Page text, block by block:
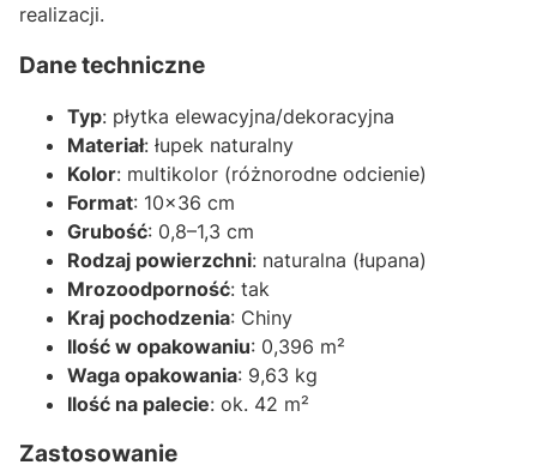
realizacji.
Dane techniczne
Typ: płytka elewacyjna/dekoracyjna
Materiał: łupek naturalny
Kolor: multikolor (różnorodne odcienie)
Format: 10×36 cm
Grubość: 0,8–1,3 cm
Rodzaj powierzchni: naturalna (łupana)
Mrozoodporność: tak
Kraj pochodzenia: Chiny
Ilość w opakowaniu: 0,396 m²
Waga opakowania: 9,63 kg
Ilość na palecie: ok. 42 m²
Zastosowanie